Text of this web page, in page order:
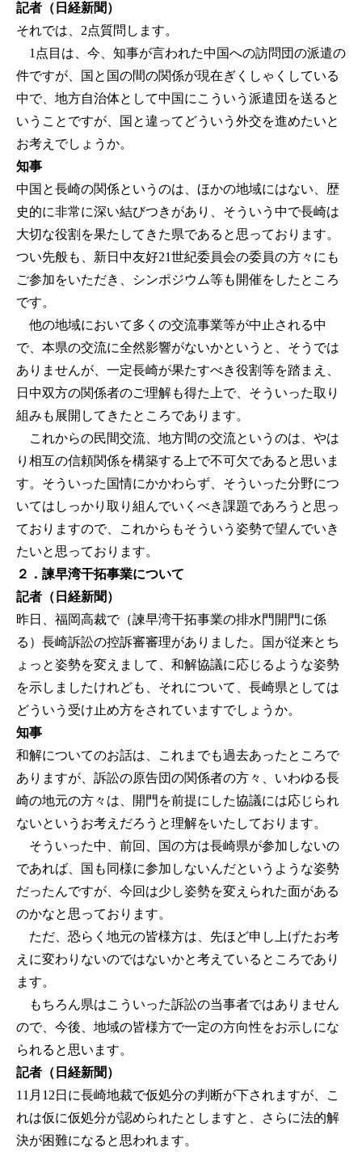
記者（日経新聞）
それでは、2点質問します。
1点目は、今、知事が言われた中国への訪問団の派遣の
件ですが、国と国の間の関係が現在ぎくしゃくしている
中で、地方自治体として中国にこういう派遣団を送ると
いうことですが、国と違ってどういう外交を進めたいと
お考えでしょうか。
知事
中国と長崎の関係というのは、ほかの地域にはない、歴
史的に非常に深い結びつきがあり、そういう中で長崎は
大切な役割を果たしてきた県であると思っております。
つい先般も、新日中友好21世紀委員会の委員の方々にも
ご参加をいただき、シンポジウム等も開催をしたところ
です。
他の地域において多くの交流事業等が中止される中
で、本県の交流に全然影響がないかというと、そうでは
ありませんが、一定長崎が果たすべき役割等を踏まえ、
日中双方の関係者のご理解も得た上で、そういった取り
組みも展開してきたところであります。
これからの民間交流、地方間の交流というのは、やは
り相互の信頼関係を構築する上で不可欠であると思いま
す。そういった国情にかかわらず、そういった分野につ
いてはしっかり取り組んでいくべき課題であろうと思っ
ておりますので、これからもそういう姿勢で望んでいき
たいと思っております。
２．諫早湾干拓事業について
記者（日経新聞）
昨日、福岡高裁で（諫早湾干拓事業の排水門開門に係
る）長崎訴訟の控訴審審理がありました。国が従来とち
ょっと姿勢を変えまして、和解協議に応じるような姿勢
を示しましたけれども、それについて、長崎県としては
どういう受け止め方をされていますでしょうか。
知事
和解についてのお話は、これまでも過去あったところで
ありますが、訴訟の原告団の関係者の方々、いわゆる長
崎の地元の方々は、開門を前提にした協議には応じられ
ないというお考えだろうと理解をいたしております。
そういった中、前回、国の方は長崎県が参加しないの
であれば、国も同様に参加しないんだというような姿勢
だったんですが、今回は少し姿勢を変えられた面がある
のかなと思っております。
ただ、恐らく地元の皆様方は、先ほど申し上げたお考
えに変わりないのではないかと考えているところであり
ます。
もちろん県はこういった訴訟の当事者ではありません
ので、今後、地域の皆様方で一定の方向性をお示しにな
られると思います。
記者（日経新聞）
11月12日に長崎地裁で仮処分の判断が下されますが、こ
れは仮に仮処分が認められたとしますと、さらに法的解
決が困難になると思われます。